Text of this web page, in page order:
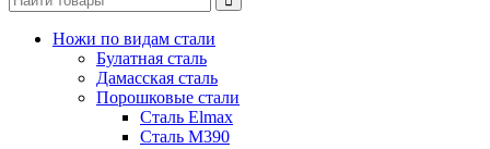
Ножи по видам стали
Булатная сталь
Дамасская сталь
Порошковые стали
Сталь Elmax
Сталь М390